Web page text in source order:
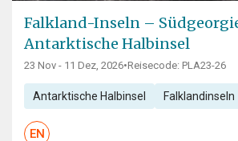
Falkland-Inseln –
Antarktische Halbinsel
23 Nov - 11 Dez, 2026•Reisecode: PLA23-26
Antarktische Halbinsel Falklandinseln
EN